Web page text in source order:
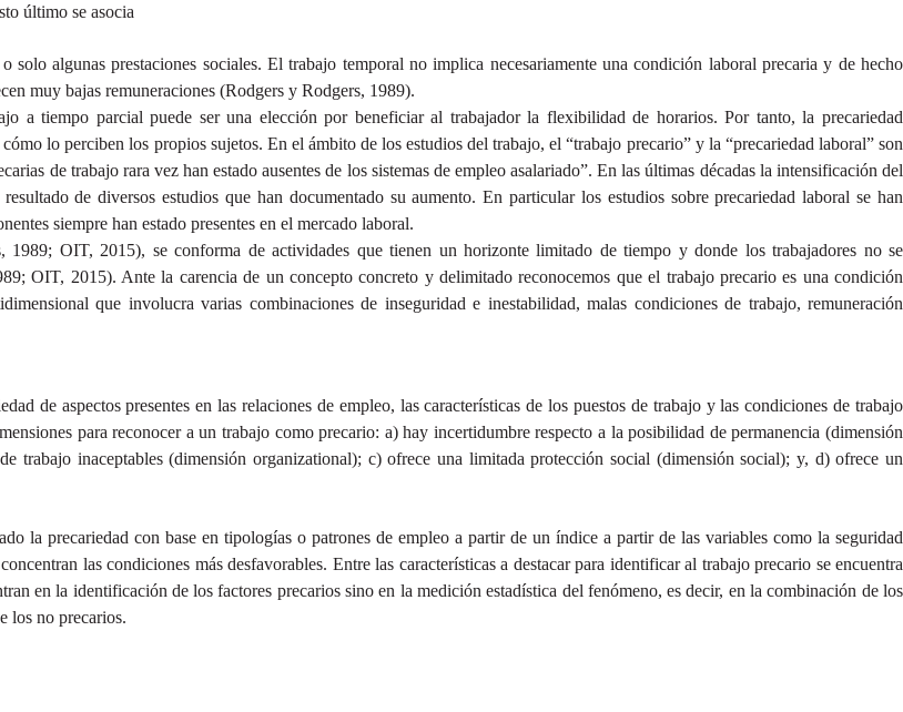
último se asocia
solo algunas prestaciones sociales. El trabajo temporal no implica necesariamente una condición laboral precaria y de hecho
muy bajas remuneraciones (Rodgers y Rodgers, 1989).
a tiempo parcial puede ser una elección por beneficiar al trabajador la flexibilidad de horarios. Por tanto, la precariedad
lo perciben los propios sujetos. En el ámbito de los estudios del trabajo, el “trabajo precario” y la “precariedad laboral” son
de trabajo rara vez han estado ausentes de los sistemas de empleo asalariado”. En las últimas décadas la intensificación del
resultado de diversos estudios que han documentado su aumento. En particular los estudios sobre precariedad laboral se han
siempre han estado presentes en el mercado laboral.
1989; OIT, 2015), se conforma de actividades que tienen un horizonte limitado de tiempo y donde los trabajadores no se
OIT, 2015). Ante la carencia de un concepto concreto y delimitado reconocemos que el trabajo precario es una condición
que involucra varias combinaciones de inseguridad e inestabilidad, malas condiciones de trabajo, remuneración
de aspectos presentes en las relaciones de empleo, las características de los puestos de trabajo y las condiciones de trabajo
para reconocer a un trabajo como precario: a) hay incertidumbre respecto a la posibilidad de permanencia (dimensión
trabajo inaceptables (dimensión organizational); c) ofrece una limitada protección social (dimensión social); y, d) ofrece un
la precariedad con base en tipologías o patrones de empleo a partir de un índice a partir de las variables como la seguridad
las condiciones más desfavorables. Entre las características a destacar para identificar al trabajo precario se encuentra
en la identificación de los factores precarios sino en la medición estadística del fenómeno, es decir, en la combinación de los
los no precarios.